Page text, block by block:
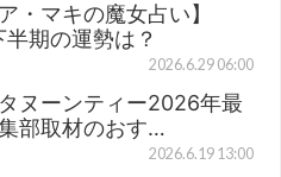
・マキの魔女占い】
期の運勢は？
2026.6.29 06:00
ヌーンティー2026年最
部取材のおす…
2026.6.19 13:00